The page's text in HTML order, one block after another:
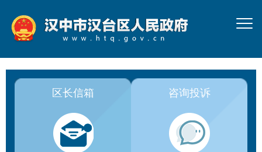
区长信箱 咨询投诉